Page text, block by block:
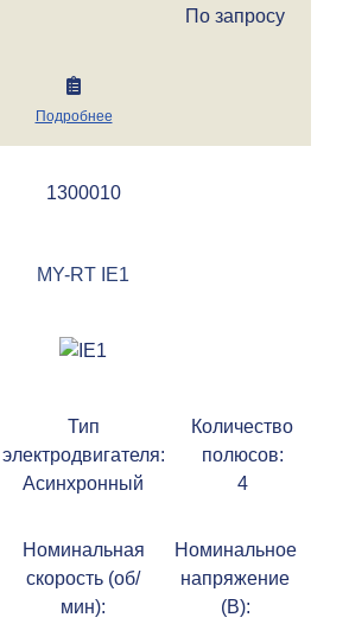
По запросу
Подробнее
1300010
MY-RT IE1
Тип
электродвигателя:
Асинхронный
Количество
полюсов:
4
Номинальная
скорость (об/
мин):
Номинальное
напряжение
(В):